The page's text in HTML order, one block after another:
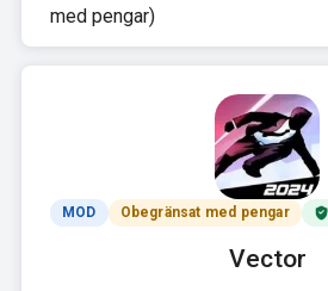
med pengar)
MOD Obegränsat med pengar
Vector